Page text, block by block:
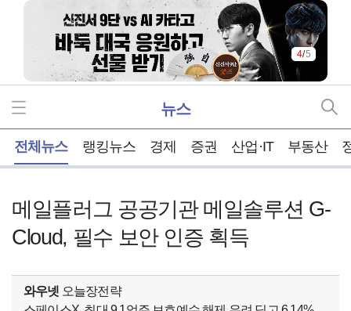
4/5
뉴스
전체뉴스 랭킹뉴스 경제 증권 산업·IT 부동산
메일플러그 공공기관 메일솔루션 G-
Cloud, 필수 보안 인증 획득
와우넷 오늘장전략